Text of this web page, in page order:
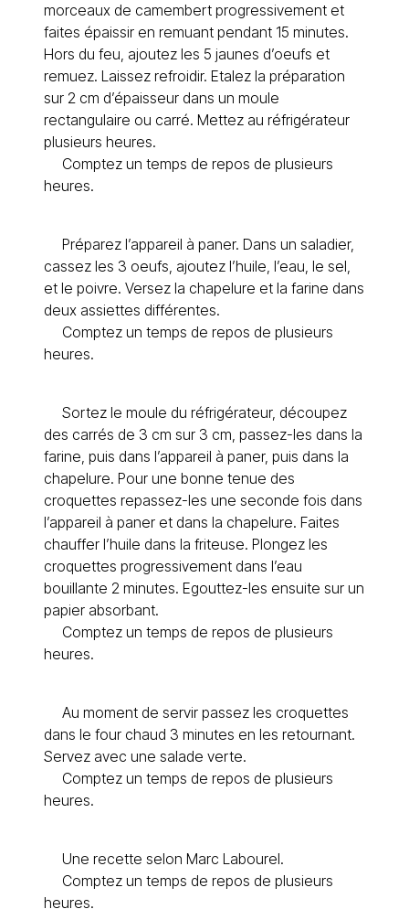
morceaux de camembert progressivement et
faites épaissir en remuant pendant 15 minutes.
Hors du feu, ajoutez les 5 jaunes d’oeufs et
remuez. Laissez refroidir. Etalez la préparation
sur 2 cm d’épaisseur dans un moule
rectangulaire ou carré. Mettez au réfrigérateur
plusieurs heures.
Comptez un temps de repos de plusieurs
heures.
Préparez l’appareil à paner. Dans un saladier,
cassez les 3 oeufs, ajoutez l’huile, l’eau, le sel,
et le poivre. Versez la chapelure et la farine dans
deux assiettes différentes.
Comptez un temps de repos de plusieurs
heures.
Sortez le moule du réfrigérateur, découpez
des carrés de 3 cm sur 3 cm, passez-les dans la
farine, puis dans l’appareil à paner, puis dans la
chapelure. Pour une bonne tenue des
croquettes repassez-les une seconde fois dans
l’appareil à paner et dans la chapelure. Faites
chauffer l’huile dans la friteuse. Plongez les
croquettes progressivement dans l’eau
bouillante 2 minutes. Egouttez-les ensuite sur un
papier absorbant.
Comptez un temps de repos de plusieurs
heures.
Au moment de servir passez les croquettes
dans le four chaud 3 minutes en les retournant.
Servez avec une salade verte.
Comptez un temps de repos de plusieurs
heures.
Une recette selon Marc Labourel.
Comptez un temps de repos de plusieurs
heures.